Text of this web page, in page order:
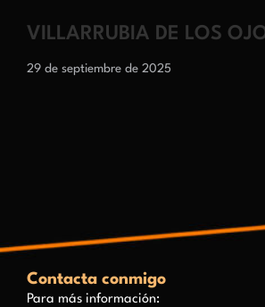
VILLARRUBIA DE LOS
29 de septiembre de 2025
Contacta conmigo
Para más información: